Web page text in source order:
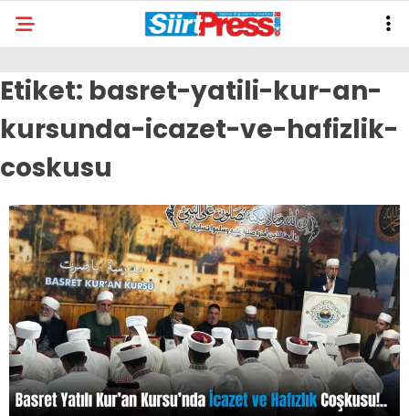
Etiket: basret-yatili-kur-an-
kursunda-icazet-ve-hafizlik-
coskusu